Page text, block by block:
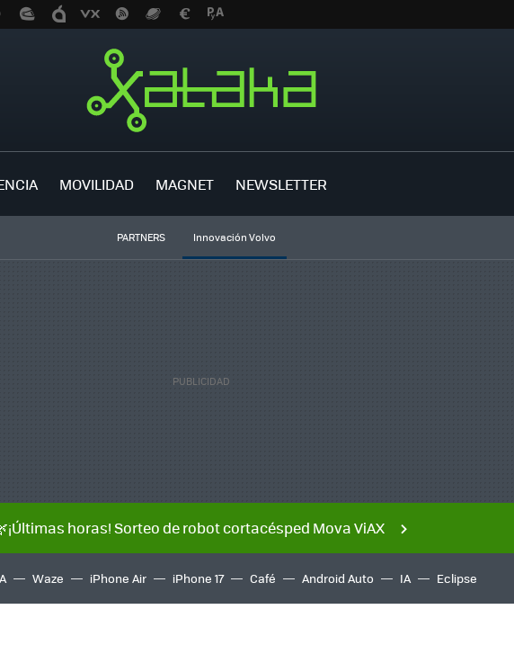
MOVILIDAD MAGNET NEWSLETTER
PARTNERS Innovación Volvo
horas! Sorteo de robot cortacésped Mova ViAX
Waze iPhone Air iPhone 17 Café Android Auto IA Eclipse